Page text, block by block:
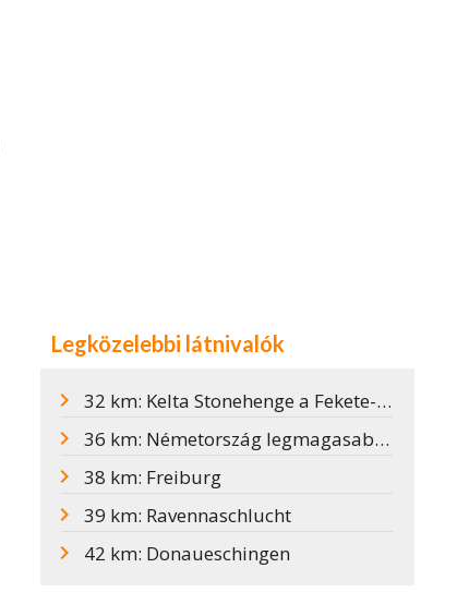
Legközelebbi látnivalók
32 km: Kelta Stonehenge a Fekete-erdőben
36 km: Németország legmagasabb kilátója
38 km: Freiburg
39 km: Ravennaschlucht
42 km: Donaueschingen